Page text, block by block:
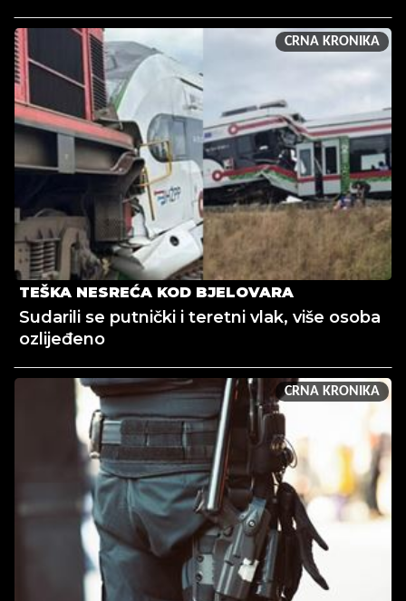
CRNA KRONIKA
TEŠKA NESREĆA KOD BJELOVARA
Sudarili se putnički i teretni vlak, više osoba
ozlijeđeno
CRNA KRONIKA